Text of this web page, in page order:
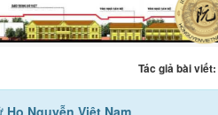
Tác giả bài viết:
Họ Nguyễn Việt Nam